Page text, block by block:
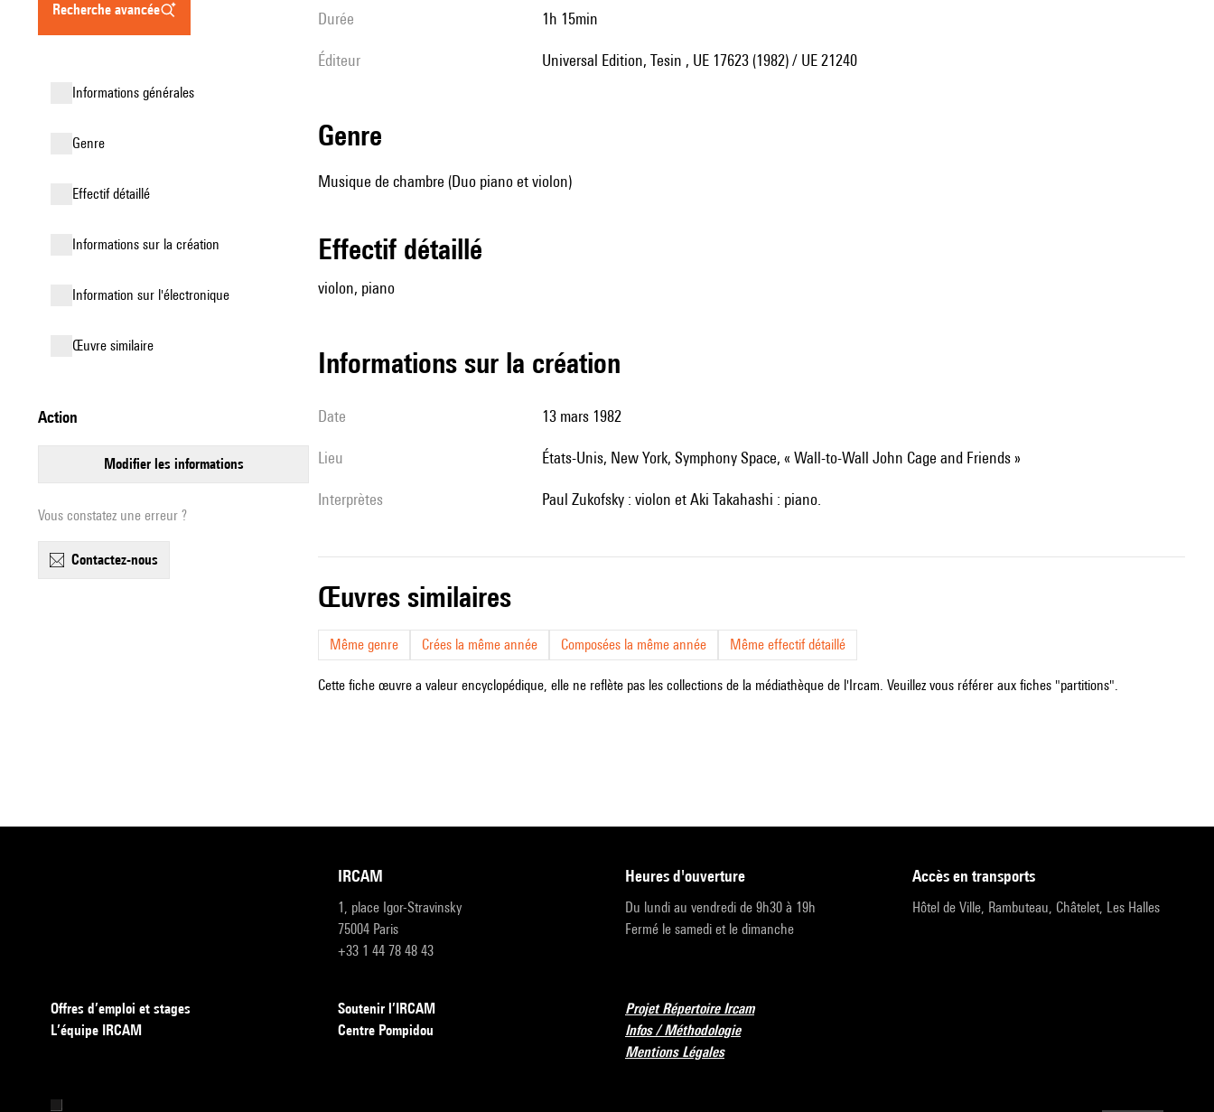
recherche avancée
informations générales
genre
effectif détaillé
informations sur la création
Information sur l'électronique
œuvre similaire
action
modifier les informations
Vous constatez une erreur ?
contactez-nous
durée 1h 15min
éditeur Universal Edition, Tesin , UE 17623 (1982) / UE 21240
genre
Musique de chambre (Duo piano et violon)
effectif détaillé
violon, piano
informations sur la création
date 13 mars 1982
lieu États-Unis, New York, Symphony Space, « Wall-to-Wall John Cage and Friends »
interprètes Paul Zukofsky : violon et Aki Takahashi : piano.
œuvres similaires
Même genre Crées la même année Composées la même année Même effectif détaillé
Cette fiche œuvre a valeur encyclopédique, elle ne reflète pas les collections de la médiathèque de l'Ircam. Veuillez vous référer aux fiches "partitions".
IRCAM
1, place Igor-Stravinsky
75004 Paris
+33 1 44 78 48 43
heures d'ouverture
Du lundi au vendredi de 9h30 à 19h
Fermé le samedi et le dimanche
accès en transports
Hôtel de Ville, Rambuteau, Châtelet, Les Halles
Offres d’emploi et stages
L’équipe IRCAM
Soutenir l’IRCAM
Centre Pompidou
Projet Répertoire Ircam
Infos / Méthodologie
Mentions Légales